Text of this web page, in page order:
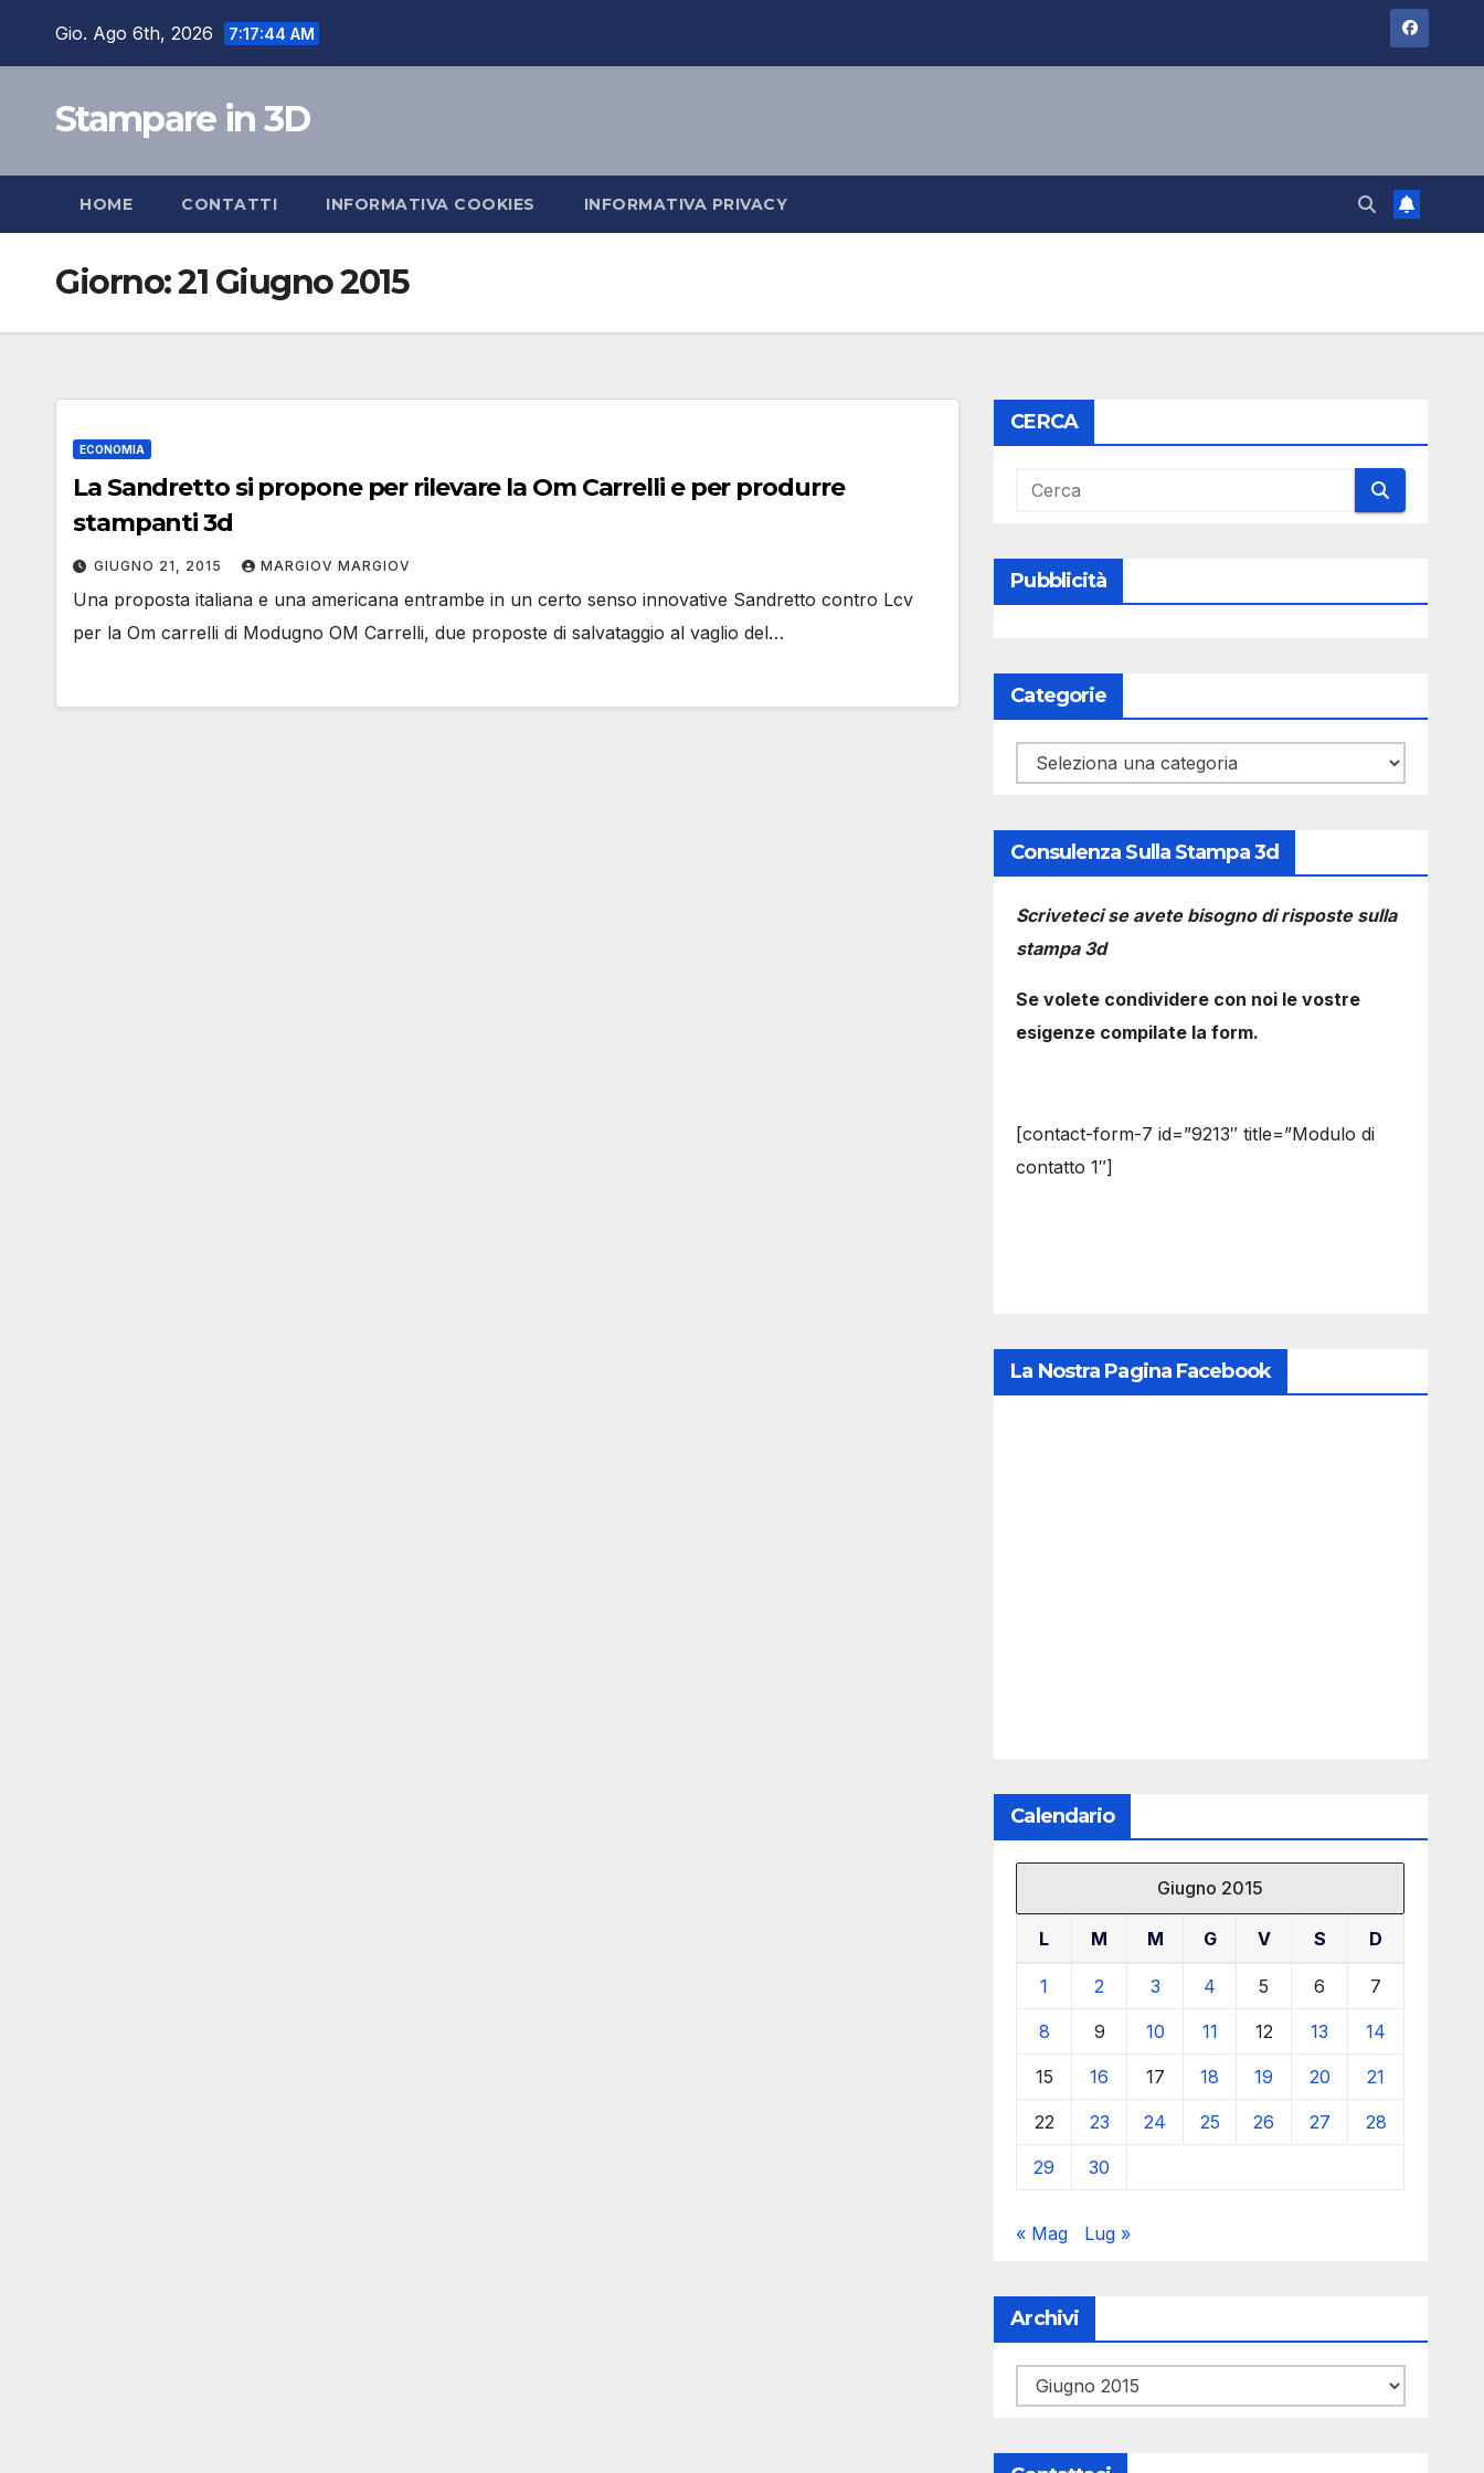
Gio. Ago 6th, 2026 7:17:45 AM
Stampare in 3D
HOME CONTATTI INFORMATIVA COOKIES INFORMATIVA PRIVACY
Giorno:21 Giugno 2015
ECONOMIA
La Sandretto si propone per rilevare la Om Carrelli e per produrre
stampanti 3d
GIUGNO 21, 2015 MARGIOV MARGIOV
Una proposta italiana e una americana entrambe in un certo senso innovative Sandretto contro Lcv
per la Om carrelli di Modugno OM Carrelli, due proposte di salvataggio al vaglio del…
CERCA
Pubblicità
Categorie
Categorie
Consulenza Sulla Stampa 3d
Scriveteci se avete bisogno di risposte sulla
stampa 3d
Se volete condividere con noi le vostre
esigenze compilate la form.
[contact-form-7 id=”9213″ title=”Modulo di
contatto 1″]
La Nostra Pagina Facebook
Calendario
Giugno 2015
L M M G V S D
1 2 3 4 5 6 7
8 9 10 11 12 13 14
15 16 17 18 19 20 21
22 23 24 25 26 27 28
29 30
« Mag Lug »
Archivi
Archivi